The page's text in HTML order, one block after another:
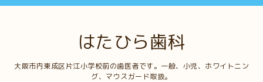
はたひら歯科
大阪市内東成区片江小学校前の歯医者です。一般、小児、ホワイトニン
グ、マウスガード取扱。